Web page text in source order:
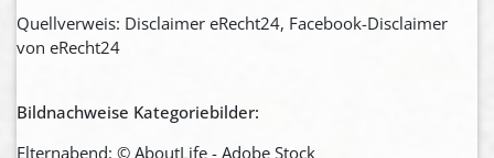
Quellverweis: Disclaimer eRecht24, Facebook-Disclaimer
von eRecht24
Bildnachweise Kategoriebilder:
Elternabend: © AboutLife - Adobe Stock